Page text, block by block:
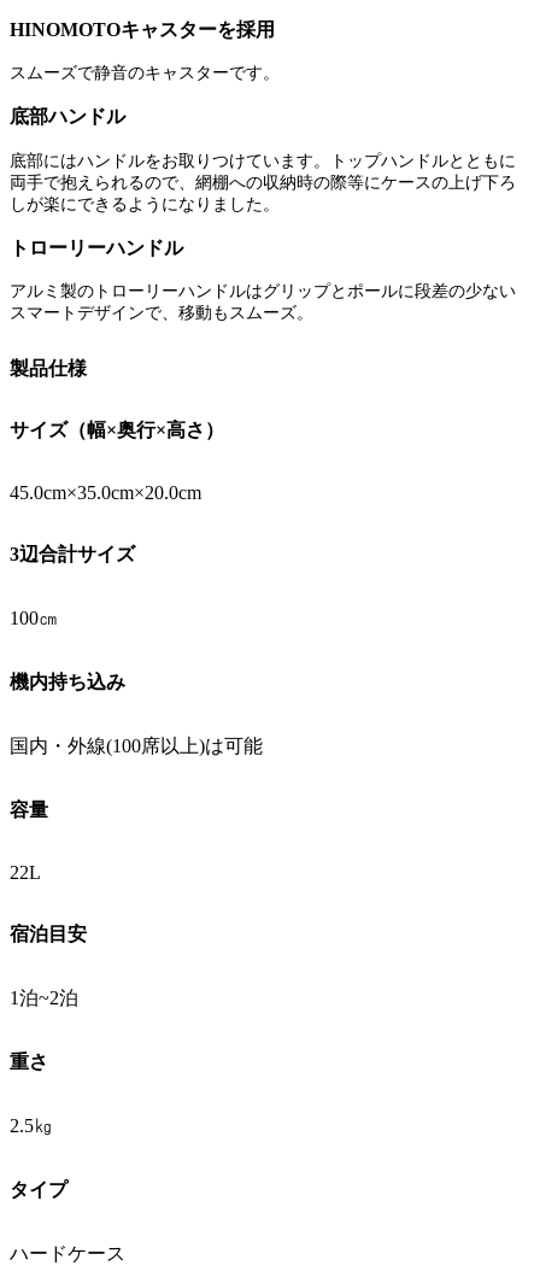
HINOMOTOキャスターを採用
スムーズで静音のキャスターです。
底部ハンドル
底部にはハンドルをお取りつけています。トップハンドルとともに
両手で抱えられるので、網棚への収納時の際等にケースの上げ下ろ
しが楽にできるようになりました。
トローリーハンドル
アルミ製のトローリーハンドルはグリップとポールに段差の少ない
スマートデザインで、移動もスムーズ。
製品仕様
サイズ（幅×奥行×高さ）
45.0cm×35.0cm×20.0cm
3辺合計サイズ
100㎝
機内持ち込み
国内・外線(100席以上)は可能
容量
22L
宿泊目安
1泊~2泊
重さ
2.5㎏
タイプ
ハードケース